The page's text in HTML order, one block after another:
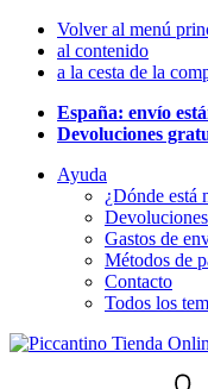
Volver al menú
al contenido
a la cesta de la
España: envío
Devoluciones
Ayuda
¿Dónde está
Devoluciones
Gastos de
Métodos de
Contacto
Todos los